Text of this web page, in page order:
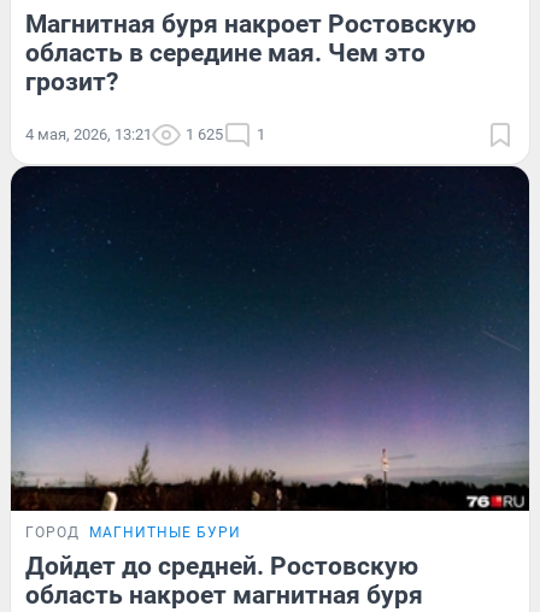
Магнитная буря накроет Ростовскую
область в середине мая. Чем это
грозит?
4 мая, 2026, 13:21 1 625 1
ГОРОД МАГНИТНЫЕ БУРИ
Дойдет до средней. Ростовскую
область накроет магнитная буря